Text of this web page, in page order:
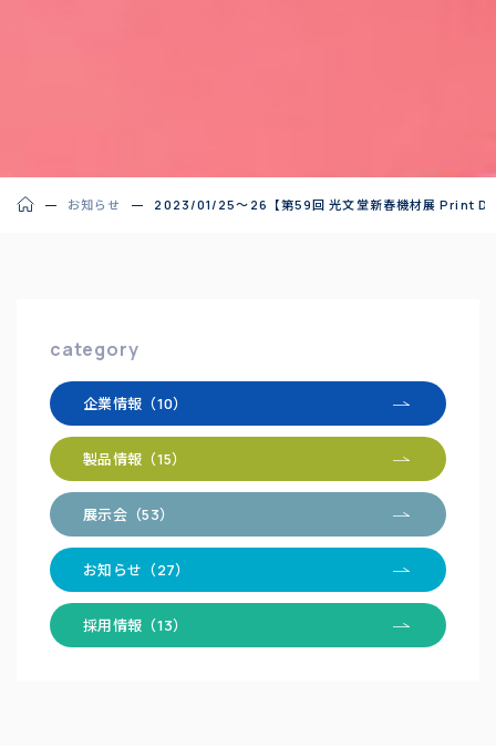
お知らせ 2023/01/25～26【第59回 光文堂新春機材展 Print
category
企業情報（10）
製品情報（15）
展示会（53）
お知らせ（27）
採用情報（13）